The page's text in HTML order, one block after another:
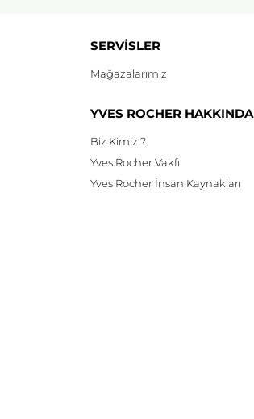
SERVİSLER
Mağazalarımız
YVES ROCHER HAKKINDA
Biz Kimiz ?
Yves Rocher Vakfı
Yves Rocher İnsan Kaynakları